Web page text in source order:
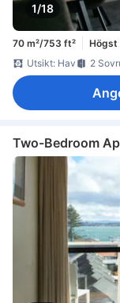
1/18
70 m²/753 ft² Högst
Utsikt: Hav
2
Two-Bedroom